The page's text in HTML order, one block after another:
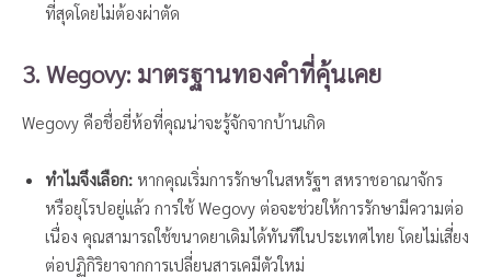
ที่สุดโดยไม่ต้องผ่าตัด
3. Wegovy: มาตรฐานทองคำที่คุ้นเคย
Wegovy คือชื่อยี่ห้อที่คุณน่าจะรู้จักจากบ้านเกิด
ทำไมจึงเลือก: หากคุณเริ่มการรักษาในสหรัฐฯ สหราชอาณาจักร
หรือยุโรปอยู่แล้ว การใช้ Wegovy ต่อจะช่วยให้การรักษามีความต่อ
เนื่อง คุณสามารถใช้ขนาดยาเดิมได้ทันทีในประเทศไทย โดยไม่เสี่ยง
ต่อปฏิกิริยาจากการเปลี่ยนสารเคมีตัวใหม่